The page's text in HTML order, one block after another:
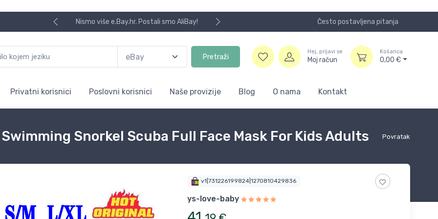
Nismo više e.Bay.hr. Postali smo AliBay! Često postavljena pitanja
Pretraži
Hej, prijavi se
Moj račun
Košarica
0,00 €
Privatni korisnici Poslovni korisnici Naše provizije Blog O nama Kontakt
Povratak
Snorkel Scuba Full Face Mask For Kids Adults
v1|731226199824|1270810429836
ys-love-baby